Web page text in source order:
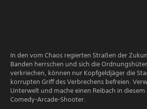
In den vom Chaos regierten Straßen der
Banden herrschen und sich die
verkriechen, können nur Kopfgeldjäger die
korrupten Griff des Verbrechens befreien.
Unterwelt und mache einen Reibach in
Comedy-Arcade-Shooter.